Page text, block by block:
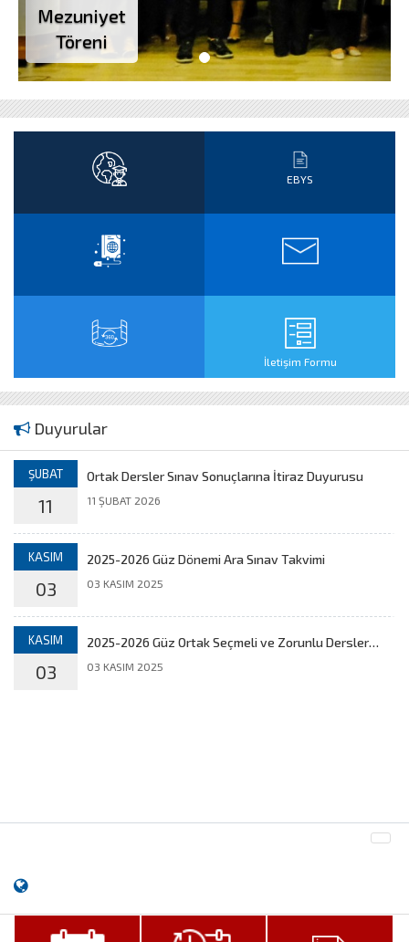
Mezuniyet
Töreni
EBYS
İletişim Formu
Duyurular
ŞUBAT
11
Ortak Dersler Sınav Sonuçlarına İtiraz Duyurusu
11 ŞUBAT 2026
KASIM
03
2025-2026 Güz Dönemi Ara Sınav Takvimi
03 KASIM 2025
KASIM
03
2025-2026 Güz Ortak Seçmeli ve Zorunlu Dersler
03 KASIM 2025